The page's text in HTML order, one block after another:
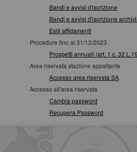
Bandi e avvisi d'iscrizione
Bandi e avvisi d'iscrizione
Esiti affidamenti
Procedure fino al 31/12/2023
Prospetti annuali (art. 1 c. 32
Area riservata stazione appaltante
Accesso area riservata SA
Accesso all'area riservata
Cambia password
Recupera Password